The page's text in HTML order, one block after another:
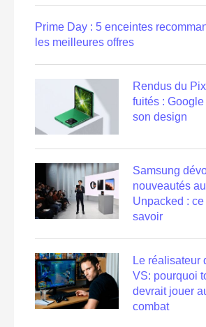
Prime Day : 5 enceintes
les meilleures offres
Rendus du
fuités :
son design
Samsung
nouveautés
Unpacked : ce
savoir
Le réalisateur
VS: pourquoi
devrait jouer
combat